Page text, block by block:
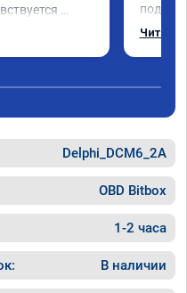
буду
Читать
Delphi_DCM6_2A
OBD Bitbox
1-2 часа
В наличии